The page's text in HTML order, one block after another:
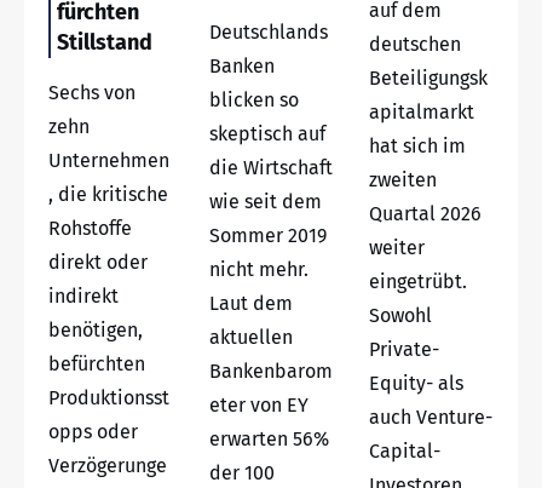
fürchten
Stillstand
Sechs von
zehn
Unternehmen
, die kritische
Rohstoffe
direkt oder
indirekt
benötigen,
befürchten
Produktionsst
opps oder
Verzögerunge
Deutschlands
Banken
blicken so
skeptisch auf
die Wirtschaft
wie seit dem
Sommer 2019
nicht mehr.
Laut dem
aktuellen
Bankenbarom
eter von EY
erwarten 56%
der 100
auf dem
deutschen
Beteiligungsk
apitalmarkt
hat sich im
zweiten
Quartal 2026
weiter
eingetrübt.
Sowohl
Private-
Equity- als
auch Venture-
Capital-